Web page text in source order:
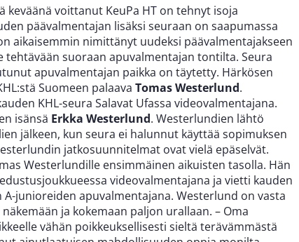
keväänä voittanut KeuPa HT on tehnyt isoja
päävalmentajan lisäksi seuraan on saapumassa
aikaisemmin nimittänyt uudeksi päävalmentajakseen
tehtävään suoraan apuvalmentajan tontilta. Seura
apuvalmentajan paikka on täytetty. Härkösen
Suomeen palaava Tomas Westerlund.
KHL-seura Salavat Ufassa videovalmentajana.
isänsä Erkka Westerlund. Westerlundien lähtö
jälkeen, kun seura ei halunnut käyttää sopimuksen
jatkosuunnitelmat ovat vielä epäselvät.
Westerlundille ensimmäinen aikuisten tasolla. Hän
videovalmentajana ja vietti kauden
A-junioreiden apuvalmentajana. Westerlund on vasta
ja kokemaan paljon urallaan. – Oma
vähän poikkeuksellisesti sieltä terävämmästä